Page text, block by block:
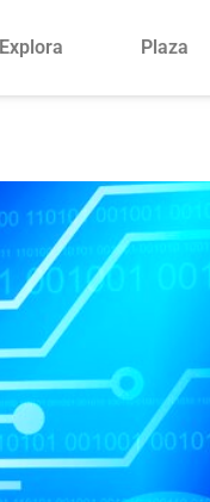
Explora Plaza